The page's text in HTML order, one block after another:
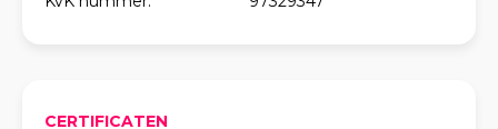
CERTIFICATEN